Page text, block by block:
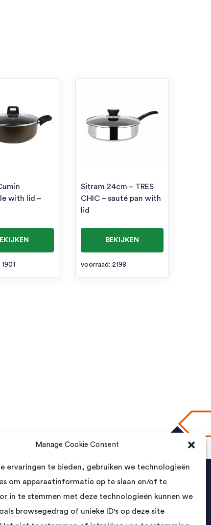
Manage Cookie Consent
ervaringen te bieden, gebruiken we technologieën
om apparaatinformatie op te slaan en/of te
in te stemmen met deze technologieën kunnen we
browsegedrag of unieke ID's op deze site
with lid –
Sitram 24cm – TRES
CHIC – sauté pan with
lid
BEKIJKEN
voorraad: 2198
Contact
Landsmeer International B.V.